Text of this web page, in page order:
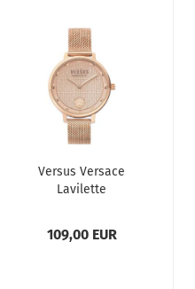
Versus Versace
Lavilette
109,00 EUR